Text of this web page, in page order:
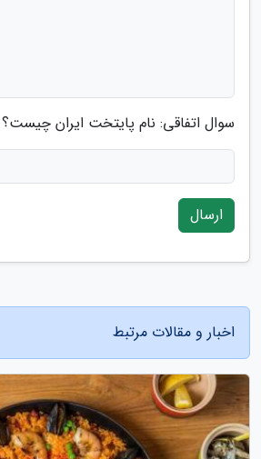
سوال اتفاقی: نام پایتخت ایران چیست؟
ارسال
اخبار و مقالات مرتبط